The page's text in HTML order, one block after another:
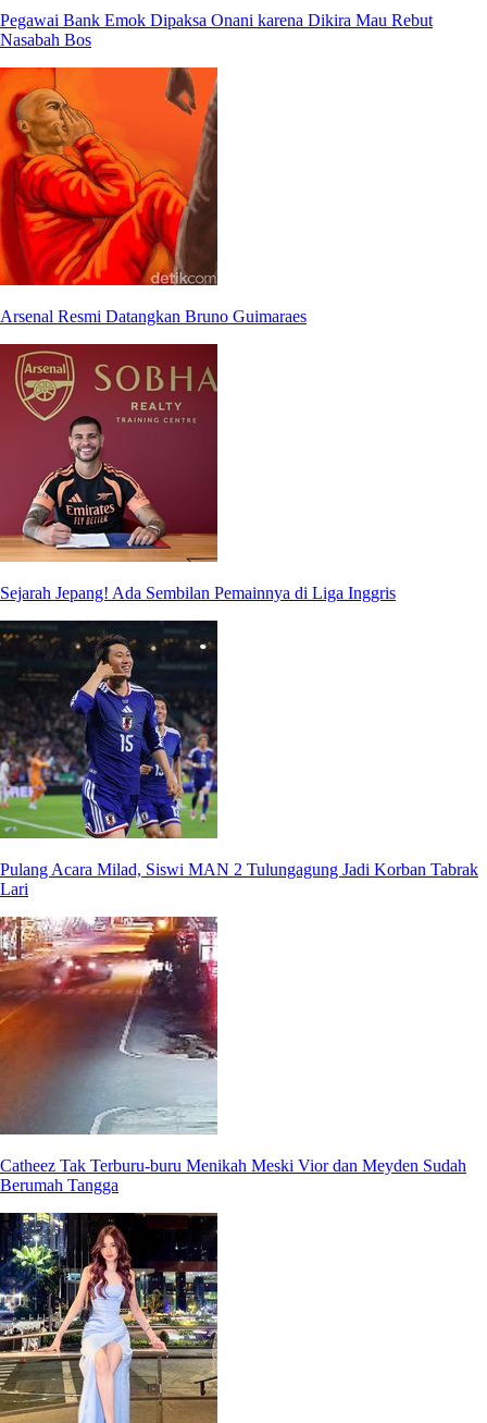
Pegawai Bank Emok Dipaksa Onani karena Dikira Mau Rebut
Nasabah Bos
Arsenal Resmi Datangkan Bruno Guimaraes
Sejarah Jepang! Ada Sembilan Pemainnya di Liga Inggris
Pulang Acara Milad, Siswi MAN 2 Tulungagung Jadi Korban Tabrak
Lari
Catheez Tak Terburu-buru Menikah Meski Vior dan Meyden Sudah
Berumah Tangga